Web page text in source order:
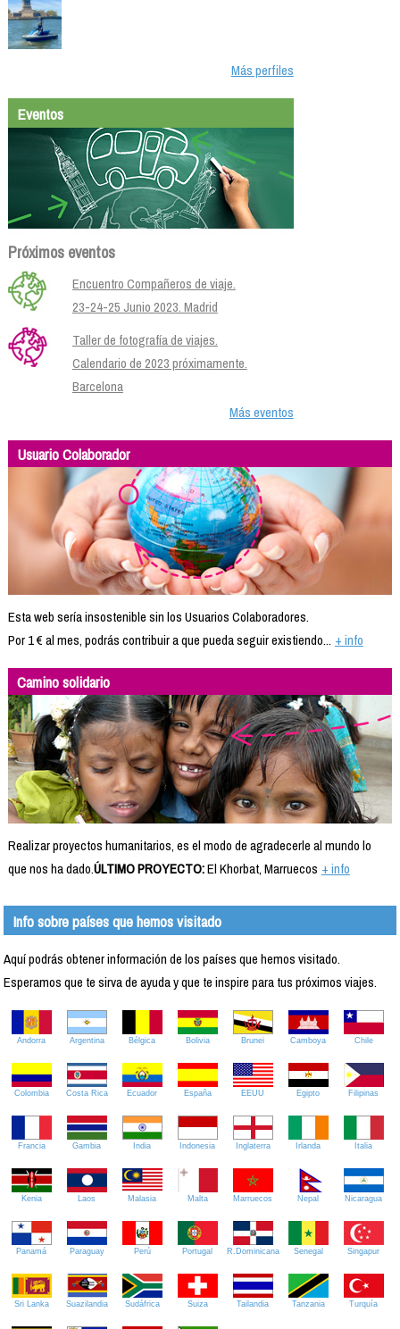
Más perfiles
Eventos
Próximos eventos
Encuentro Compañeros de viaje.
23-24-25 Junio 2023. Madrid
Taller de fotografía de viajes.
Calendario de 2023 próximamente.
Barcelona
Más eventos
Usuario Colaborador
Esta web sería insostenible sin los Usuarios Colaboradores.
Por 1 € al mes, podrás contribuir a que pueda seguir existiendo... + info
Camino solidario
Realizar proyectos humanitarios, es el modo de agradecerle al mundo lo
que nos ha dado.ÚLTIMO PROYECTO:El Khorbat, Marruecos + info
Info sobre países que hemos visitado
Aquí podrás obtener información de los países que hemos visitado.
Esperamos que te sirva de ayuda y que te inspire para tus próximos viajes.
Andorra Argentina Bélgica Bolivia Brunei Camboya Chile
Colombia Costa Rica Ecuador España EEUU Egipto Filipinas
Francia Gambia India Indonesia Inglaterra Irlanda Italia
Kenia Laos Malasia Malta Marruecos Nepal Nicaragua
Panamá Paraguay Perú Portugal R.Dominicana Senegal Singapur
Sri Lanka Suazilandia Sudáfrica Suiza Tailandia Tanzania Turquía